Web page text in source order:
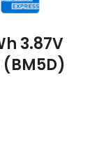
3.87V